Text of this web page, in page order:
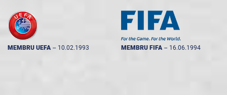
MEMBRU UEFA -- 10.02.1993 MEMBRU FIFA -- 16.06.1994